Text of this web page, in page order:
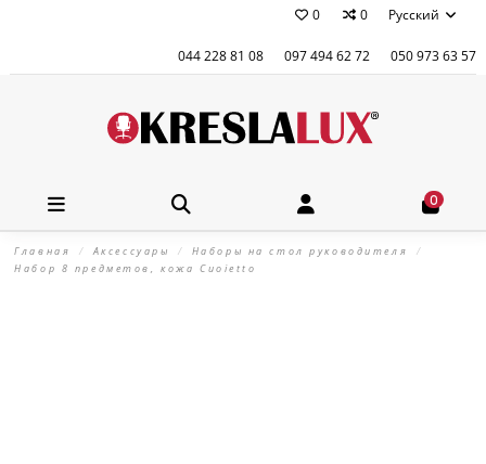
0 0 Русский
044 228 81 08 097 494 62 72 050 973 63 57
0
Главная Аксессуары
Наборы на стол руководителя
Набор 8 предметов, кожа Сuoietto